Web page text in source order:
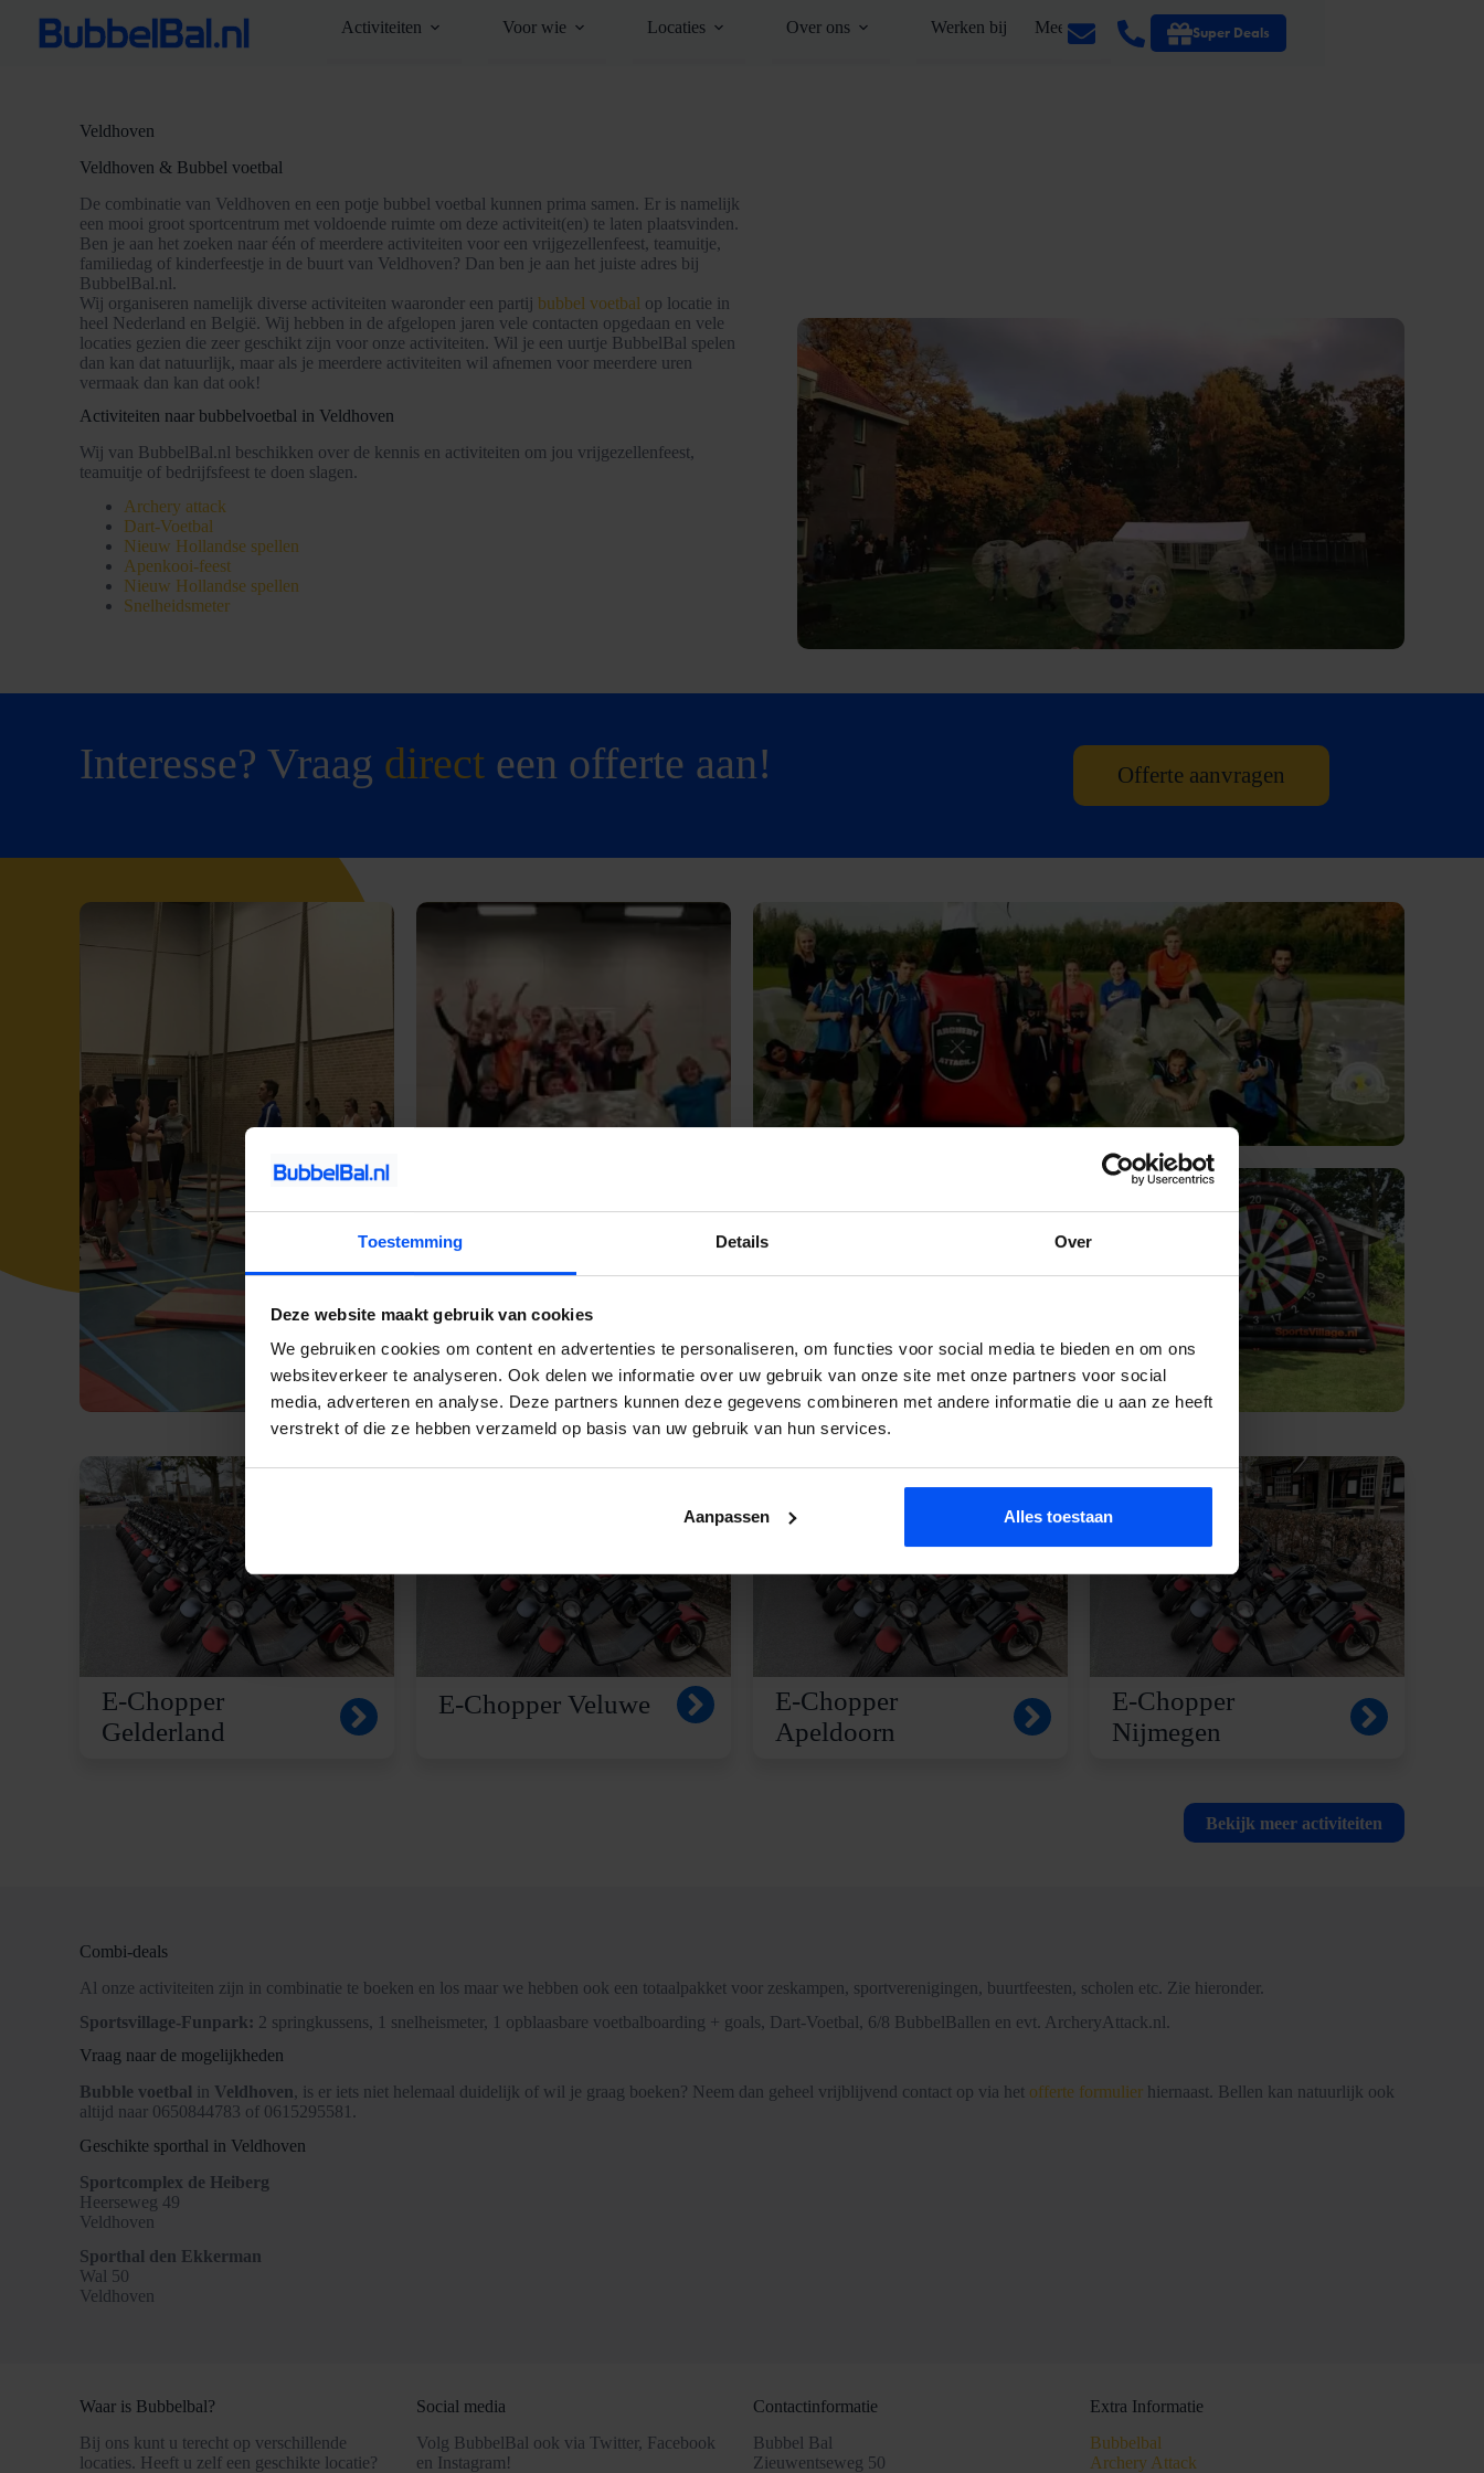
Toestemming Details Over
Deze website maakt gebruik van cookies
We gebruiken cookies om content en advertenties te personaliseren, om functies voor social media te bieden en om ons
websiteverkeer te analyseren. Ook delen we informatie over uw gebruik van onze site met onze partners voor social
media, adverteren en analyse. Deze partners kunnen deze gegevens combineren met andere informatie die u aan ze heeft
verstrekt of die ze hebben verzameld op basis van uw gebruik van hun services.
Aanpassen Alles toestaan
Activiteiten Voor wie Locaties Over ons Werken bij Meer Super Deals
Veldhoven
Veldhoven & Bubbel voetbal
De combinatie van Veldhoven en een potje bubbel voetbal kunnen prima samen. Er is namelijk
een mooi groot sportcentrum met voldoende ruimte om deze activiteit(en) te laten plaatsvinden.
Ben je aan het zoeken naar één of meerdere activiteiten voor een vrijgezellenfeest, teamuitje,
familiedag of kinderfeestje in de buurt van Veldhoven? Dan ben je aan het juiste adres bij
BubbelBal.nl.
Wij organiseren namelijk diverse activiteiten waaronder een partij bubbel voetbal op locatie in
heel Nederland en België. Wij hebben in de afgelopen jaren vele contacten opgedaan en vele
locaties gezien die zeer geschikt zijn voor onze activiteiten. Wil je een uurtje BubbelBal spelen
dan kan dat natuurlijk, maar als je meerdere activiteiten wil afnemen voor meerdere uren
vermaak dan kan dat ook!
Activiteiten naar bubbelvoetbal in Veldhoven
Wij van BubbelBal.nl beschikken over de kennis en activiteiten om jou vrijgezellenfeest,
teamuitje of bedrijfsfeest te doen slagen.
Archery attack
Dart-Voetbal
Nieuw Hollandse spellen
Apenkooi-feest
Nieuw Hollandse spellen
Snelheidsmeter
Interesse? Vraag direct een offerte aan! Offerte aanvragen
E-Chopper
Gelderland
E-Chopper Veluwe
E-Chopper
Apeldoorn
E-Chopper
Nijmegen
Bekijk meer activiteiten
Combi-deals
Al onze activiteiten zijn in combinatie te boeken en los maar we hebben ook een totaalpakket voor zeskampen, sportverenigingen, buurtfeesten, scholen etc. Zie hieronder.
Sportsvillage-Funpark: 2 springkussens, 1 snelheismeter, 1 opblaasbare voetbalboarding + goals, Dart-Voetbal, 6/8 BubbelBallen en evt. ArcheryAttack.nl.
Vraag naar de mogelijkheden
Bubble voetbal in Veldhoven, is er iets niet helemaal duidelijk of wil je graag boeken? Neem dan geheel vrijblijvend contact op via het offerte formulier hiernaast. Bellen kan natuurlijk ook
altijd naar 0650844783 of 0615295581.
Geschikte sporthal in Veldhoven
Sportcomplex de Heiberg
Heerseweg 49
Veldhoven
Sporthal den Ekkerman
Wal 50
Veldhoven
Waar is Bubbelbal?
Bij ons kunt u terecht op verschillende
locaties. Heeft u zelf een geschikte locatie?
Social media
Volg BubbelBal ook via Twitter, Facebook
en Instagram!
Contactinformatie
Bubbel Bal
Zieuwentseweg 50
Extra Informatie
Bubbelbal
Archery Attack